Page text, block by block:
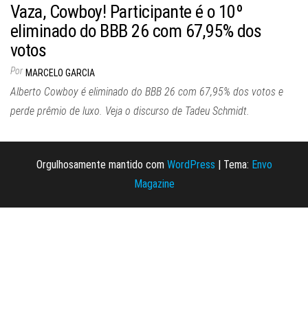
Vaza, Cowboy! Participante é o 10º
eliminado do BBB 26 com 67,95% dos
votos
Por MARCELO GARCIA
Alberto Cowboy é eliminado do BBB 26 com 67,95% dos votos e
perde prêmio de luxo. Veja o discurso de Tadeu Schmidt.
Orgulhosamente mantido com WordPress | Tema: Envo
Magazine